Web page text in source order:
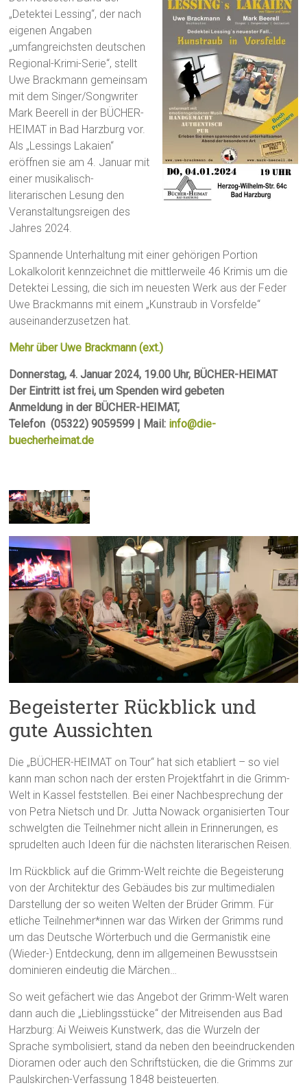
„Detektei Lessing“, der nach
eigenen Angaben
„umfangreichsten deutschen
Regional-Krimi-Serie“, stellt
Uwe Brackmann gemeinsam
mit dem Singer/Songwriter
Mark Beerell in der BÜCHER-
HEIMAT in Bad Harzburg vor.
Als „Lessings Lakaien“
eröffnen sie am 4. Januar mit
einer musikalisch-
literarischen Lesung den
Veranstaltungsreigen des
Jahres 2024.
Spannende Unterhaltung mit einer gehörigen Portion
Lokalkolorit kennzeichnet die mittlerweile 46 Krimis um die
Detektei Lessing, die sich im neuesten Werk aus der Feder
Uwe Brackmanns mit einem „Kunstraub in Vorsfelde“
auseinanderzusetzen hat.
Mehr über Uwe Brackmann (ext.)
Donnerstag, 4. Januar 2024, 19.00 Uhr, BÜCHER-HEIMAT
Der Eintritt ist frei, um Spenden wird gebeten
Anmeldung in der BÜCHER-HEIMAT,
Telefon (05322) 9059599 | Mail: info@die-
buecherheimat.de
Begeisterter Rückblick und
gute Aussichten
Die „BÜCHER-HEIMAT on Tour“ hat sich etabliert – so viel
kann man schon nach der ersten Projektfahrt in die Grimm-
Welt in Kassel feststellen. Bei einer Nachbesprechung der
von Petra Nietsch und Dr. Jutta Nowack organisierten Tour
schwelgten die Teilnehmer nicht allein in Erinnerungen, es
sprudelten auch Ideen für die nächsten literarischen Reisen.
Im Rückblick auf die Grimm-Welt reichte die Begeisterung
von der Architektur des Gebäudes bis zur multimedialen
Darstellung der so weiten Welten der Brüder Grimm. Für
etliche Teilnehmer*innen war das Wirken der Grimms rund
um das Deutsche Wörterbuch und die Germanistik eine
(Wieder-) Entdeckung, denn im allgemeinen Bewusstsein
dominieren eindeutig die Märchen…
So weit gefächert wie das Angebot der Grimm-Welt waren
dann auch die „Lieblingsstücke“ der Mitreisenden aus Bad
Harzburg: Ai Weiweis Kunstwerk, das die Wurzeln der
Sprache symbolisiert, stand da neben den beeindruckenden
Dioramen oder auch den Schriftstücken, die die Grimms zur
Paulskirchen-Verfassung 1848 beisteuerten.